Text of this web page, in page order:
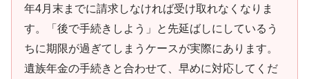
年4月末までに請求しなければ受け取れなくなりま
す。「後で手続きしよう」と先延ばしにしているう
ちに期限が過ぎてしまうケースが実際にあります。
遺族年金の手続きと合わせて、早めに対応してくだ